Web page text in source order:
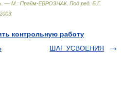
— М.: Прайм-ЕВРОЗНАК. Под ред. Б.Г.
2003
контрольную работу
ШАГ УСВОЕНИЯ